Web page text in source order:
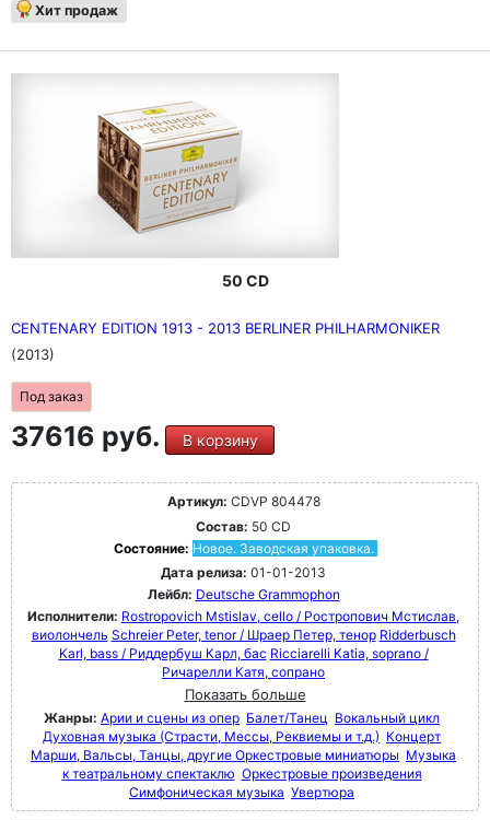
Хит продаж
50 CD
CENTENARY EDITION 1913 - 2013 BERLINER PHILHARMONIKER
(2013)
Под заказ
37616 руб. В корзину
Артикул: CDVP 804478
Состав: 50 CD
Состояние: Новое. Заводская упаковка.
Дата релиза: 01-01-2013
Лейбл: Deutsche Grammophon
Исполнители: Rostropovich Mstislav, cello / Ростропович Мстислав,
виолончель Schreier Peter, tenor / Шраер Петер, тенор Ridderbusch
Karl, bass / Риддербуш Карл, бас Ricciarelli Katia, soprano /
Ричарелли Катя, сопрано
Показать больше
Жанры: Арии и сцены из опер Балет/Танец Вокальный цикл
Духовная музыка (Страсти, Мессы, Реквиемы и т.д.) Концерт
Марши, Вальсы, Танцы, другие Оркестровые миниатюры Музыка
к театральному спектаклю Оркестровые произведения
Симфоническая музыка Увертюра